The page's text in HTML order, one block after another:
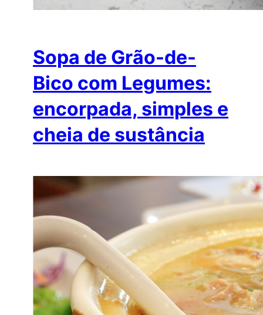
Sopa de Grão-de-
Bico com Legumes:
encorpada, simples e
cheia de sustância